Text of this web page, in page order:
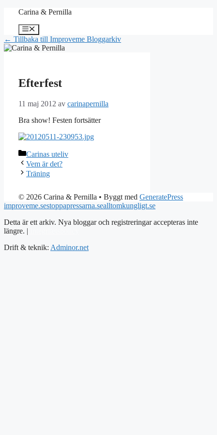
Hoppa
innehåll
Carina & Pernilla
Meny
← Tillbaka till Improveme Bloggarkiv
Efterfest
11 maj 2012 av carinapernilla
Bra show! Festen fortsätter
Kategorier
Carinas uteliv
Vem är det?
Träning
© 2026 Carina & Pernilla • Byggt med GeneratePress
improveme.sestoppapressarna.sealltomkungligt.se
Detta är ett arkiv. Nya bloggar och registreringar accepteras inte
längre. |
Drift & teknik: Adminor.net